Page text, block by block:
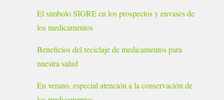
El símbolo SIGRE en los prospectos y envases de
los medicamentos
Beneficios del reciclaje de medicamentos para
nuestra salud
En verano, especial atención a la conservación de